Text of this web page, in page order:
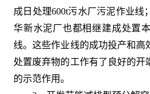
成日处理600t污水厂污泥作业线
华新水泥厂也都相继建成处置
线。这些作业线的成功投产和高
处置废弃物的工作有了良好的开
的示范作用。